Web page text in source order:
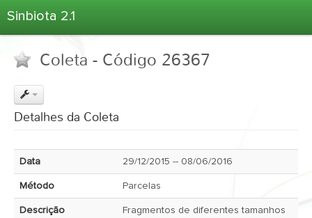
Sinbiota 2.1
Informações Ambientais
Coletas
Atlas 2.1
Estatísticas
Coleta - Código 26367
Detalhes da Coleta
Data 29/12/2015 -- 08/06/2016
Método Parcelas
Descrição
Fragmentos de diferentes tamanhos